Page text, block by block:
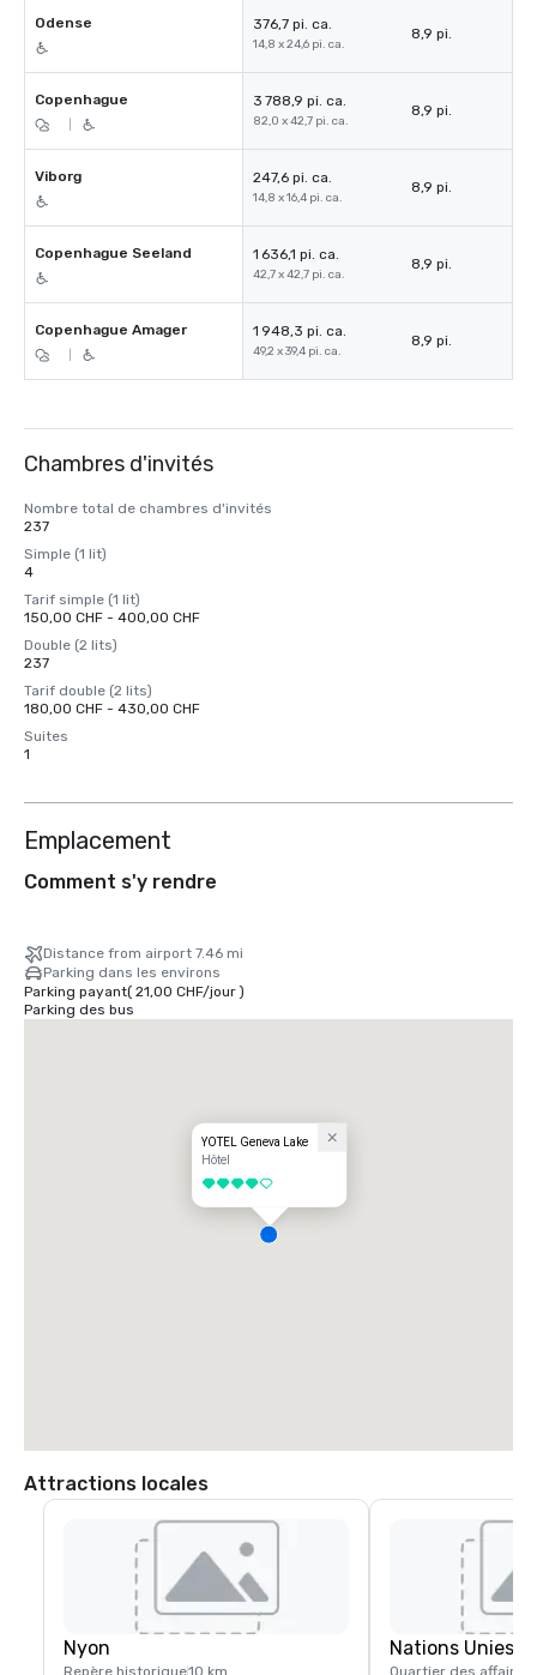
Odense 376,7 pi. ca.
14,8 x 24,6 pi. ca.
8,9 pi.
Copenhague 3 788,9 pi. ca.
82,0 x 42,7 pi. ca.
8,9 pi.
Viborg 247,6 pi. ca.
14,8 x 16,4 pi. ca.
8,9 pi.
Copenhague Seeland 1 636,1 pi. ca.
42,7 x 42,7 pi. ca.
8,9 pi.
Copenhague Amager 1 948,3 pi. ca.
49,2 x 39,4 pi. ca.
8,9 pi.
Chambres d'invités
Nombre total de chambres d'invités
237
Simple (1 lit)
4
Tarif simple (1 lit)
150,00 CHF - 400,00 CHF
Double (2 lits)
237
Tarif double (2 lits)
180,00 CHF - 430,00 CHF
Suites
1
Emplacement
Comment s'y rendre
Distance from airport 7.46 mi
Parking dans les environs
Parking payant( 21,00 CHF/jour)
Parking des bus
YOTEL Geneva Lake
Hôtel
4 sur 5
Attractions locales
Nyon
Repère historique10 km
Nations Unies
Quartier des affaires